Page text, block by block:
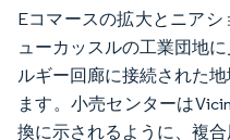
Eコマースの拡大とニア
ューカッスルの工業団地
ルギー回廊に接続された
ます。小売センターは
換に示されるように、複